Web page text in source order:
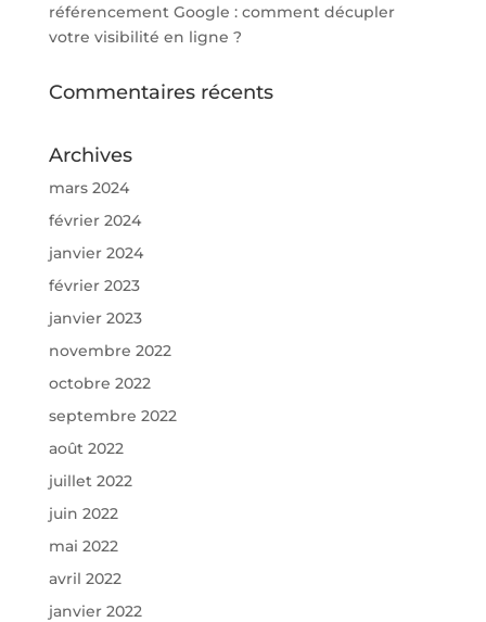
référencement Google : comment décupler
votre visibilité en ligne ?
Commentaires récents
Archives
mars 2024
février 2024
janvier 2024
février 2023
janvier 2023
novembre 2022
octobre 2022
septembre 2022
août 2022
juillet 2022
juin 2022
mai 2022
avril 2022
janvier 2022